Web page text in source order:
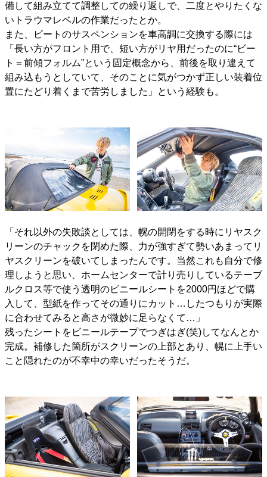
備して組み立てて調整しての繰り返しで、二度とやりたくな
いトラウマレベルの作業だったとか。
また、ビートのサスペンションを車高調に交換する際には
「長い方がフロント用で、短い方がリヤ用だったのに“ビー
ト＝前傾フォルム”という固定概念から、前後を取り違えて
組み込もうとしていて、そのことに気がつかず正しい装着位
置にたどり着くまで苦労しました」という経験も。
「それ以外の失敗談としては、幌の開閉をする時にリヤスク
リーンのチャックを閉めた際、力が強すぎて勢いあまってリ
ヤスクリーンを破いてしまったんです。当然これも自分で修
理しようと思い、ホームセンターで計り売りしているテーブ
ルクロス等で使う透明のビニールシートを2000円ほどで購
入して、型紙を作ってその通りにカット…したつもりが実際
に合わせてみると高さが微妙に足らなくて…」
残ったシートをビニールテープでつぎはぎ(笑)してなんとか
完成。補修した箇所がスクリーンの上部とあり、幌に上手い
こと隠れたのが不幸中の幸いだったそうだ。